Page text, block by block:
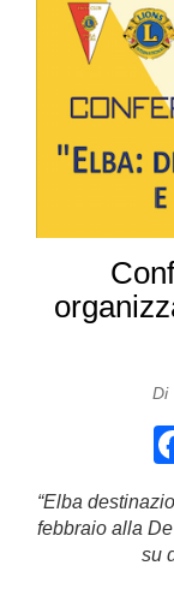
Di
“Elba
febbraio alla
su